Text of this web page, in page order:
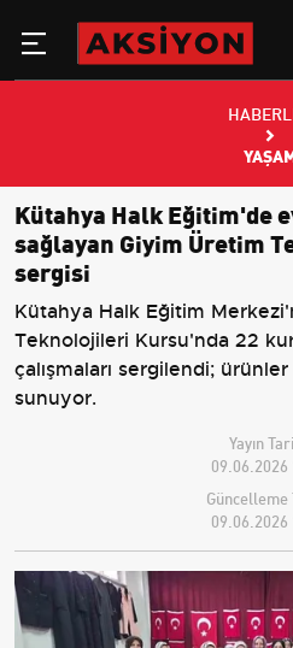
Kütahya Halk Eğitim'de
sağlayan Giyim Üretim
sergisi
Kütahya Halk Eğitim
Teknolojileri Kursu'nda 22
çalışmaları sergilendi;
sunuyor.
Yayın
09.06.2026
Güncelleme
09.06.2026